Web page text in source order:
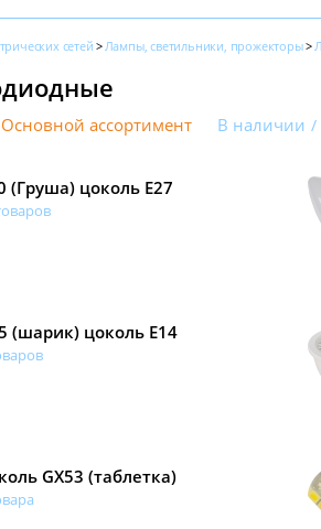
сетей Лампы, светильники, прожекторы
Основной ассортимент В наличии
(Груша) цоколь E27
(шарик) цоколь E14
GX53 (таблетка)